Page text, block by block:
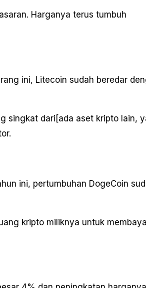
Harganya terus tumbuh
ini, Litecoin sudah beredar
singkat dari[ada aset kripto lain,
ini, pertumbuhan DogeCoin
kripto miliknya untuk